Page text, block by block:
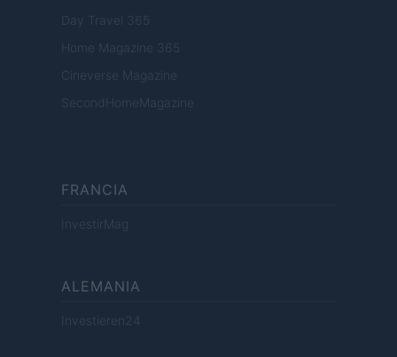
Day Travel 365
Home Magazine 365
Cineverse Magazine
SecondHomeMagazine
FRANCIA
InvestirMag
ALEMANIA
Investieren24